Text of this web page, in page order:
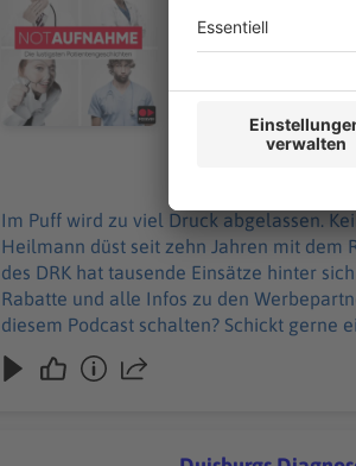
macht selbst er drei Rote Kreuze. WERBUNG Hier gibt
Werbepartnern und
Im Puff wird zu viel Druck abgelassen.
Heilmann düst seit zehn Jahren mit dem
des DRK hat tausende Einsätze hinter sich — bei
Rabatte und alle Infos zu den Werbepartnern und
diesem Podcast schalten? Schickt gerne